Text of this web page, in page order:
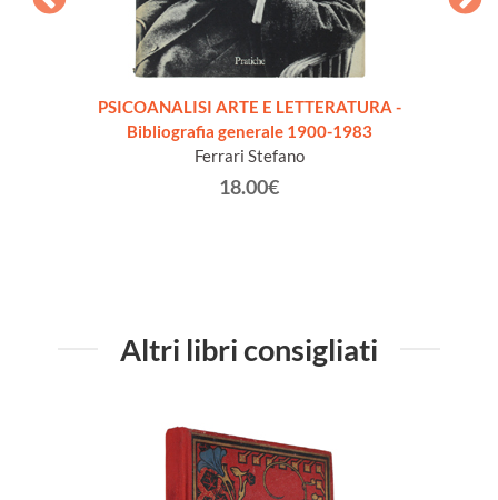
PSICOANALISI ARTE E LETTERATURA -
Bibliografia generale 1900-1983
Ferrari Stefano
18.00€
Altri libri consigliati